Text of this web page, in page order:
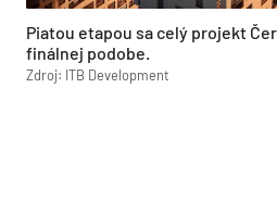
Piatou etapou sa celý projekt
finálnej podobe.
Zdroj: ITB Development